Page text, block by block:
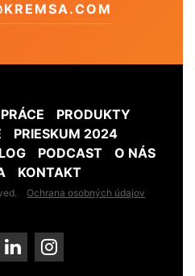
PRODUKTY
PRIESKUM 2024
PODCAST
O NÁS
KONTAKT
Ochrana osobných údajov